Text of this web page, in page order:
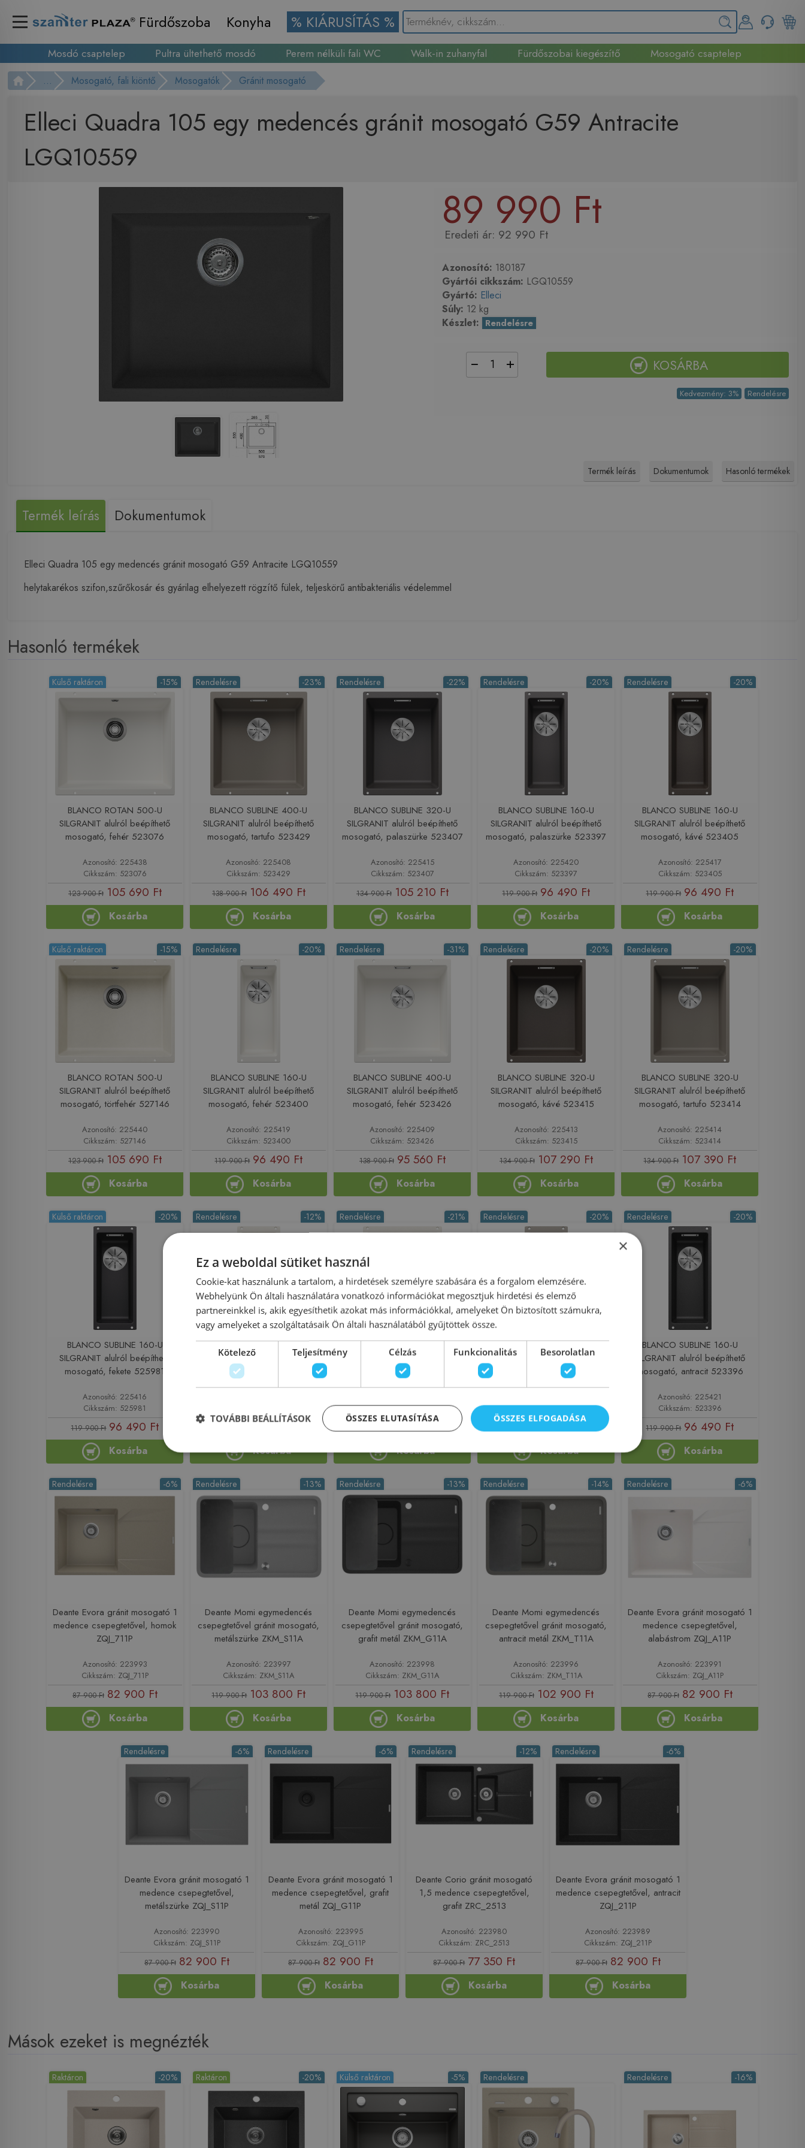
Fürdőszoba Konyha % KIÁRUSÍTÁS %
Mosdó csaptelep Pultra ültethető mosdó Perem nélküli fali WC Walk-in zuhanyfal Fürdőszobai kiegészítő
Mosogató csaptelep
... Mosogató, fali kiöntő Mosogatók Gránit mosogató
Elleci Quadra 105 egy medencés gránit mosogató G59 Antracite
LGQ10559
89 990 Ft
92 990 Ft
Azonosító: 180187
Gyártói cikkszám: LGQ10559
Gyártó: Elleci
Súly: 12 kg
Készlet: Rendelésre
KOSÁRBA
− +
Kedvezmény: 3% Rendelésre
Termék leírás Dokumentumok Hasonló termékek
Termék leírás Dokumentumok
Elleci Quadra 105 egy medencés gránit mosogató G59 Antracite LGQ10559
helytakarékos szifon,szűrőkosár és gyárilag elhelyezett rögzítő fülek, teljeskörű antibakteriális védelemmel
Hasonló termékek
-15%
Külső raktáron
BLANCO ROTAN 500-U
SILGRANIT alulról beépíthető
mosogató, fehér 523076
Azonosító: 225438
Cikkszám: 523076
123 900 Ft 105 690 Ft
Kosárba
-23%
Rendelésre
BLANCO SUBLINE 400-U
SILGRANIT alulról beépíthető
mosogató, tartufo 523429
Azonosító: 225408
Cikkszám: 523429
138 900 Ft 106 490 Ft
Kosárba
-22%
Rendelésre
BLANCO SUBLINE 320-U
SILGRANIT alulról beépíthető
mosogató, palaszürke 523407
Azonosító: 225415
Cikkszám: 523407
134 900 Ft 105 210 Ft
Kosárba
-20%
Rendelésre
BLANCO SUBLINE 160-U
SILGRANIT alulról beépíthető
mosogató, palaszürke 523397
Azonosító: 225420
Cikkszám: 523397
119 900 Ft 96 490 Ft
Kosárba
-20%
Rendelésre
BLANCO SUBLINE 160-U
SILGRANIT alulról beépíthető
mosogató, kávé 523405
Azonosító: 225417
Cikkszám: 523405
119 900 Ft 96 490 Ft
Kosárba
-15%
Külső raktáron
BLANCO ROTAN 500-U
SILGRANIT alulról beépíthető
mosogató, törtfehér 527146
Azonosító: 225440
Cikkszám: 527146
123 900 Ft 105 690 Ft
Kosárba
-20%
Rendelésre
BLANCO SUBLINE 160-U
SILGRANIT alulról beépíthető
mosogató, fehér 523400
Azonosító: 225419
Cikkszám: 523400
119 900 Ft 96 490 Ft
Kosárba
-31%
Rendelésre
BLANCO SUBLINE 400-U
SILGRANIT alulról beépíthető
mosogató, fehér 523426
Azonosító: 225409
Cikkszám: 523426
138 900 Ft 95 560 Ft
Kosárba
-20%
Rendelésre
BLANCO SUBLINE 320-U
SILGRANIT alulról beépíthető
mosogató, kávé 523415
Azonosító: 225413
Cikkszám: 523415
134 900 Ft 107 290 Ft
Kosárba
-20%
Rendelésre
BLANCO SUBLINE 320-U
SILGRANIT alulról beépíthető
mosogató, tartufo 523414
Azonosító: 225414
Cikkszám: 523414
134 900 Ft 107 390 Ft
Kosárba
-20%
Külső raktáron
BLANCO SUBLINE 160-U
SILGRANIT alulról beépíthető
mosogató, fekete 525981
Azonosító: 225416
Cikkszám: 525981
119 900 Ft 96 490 Ft
Kosárba
-12%
Rendelésre
BLANCO SUBLINE 160-U
SILGRANIT alulról beépíthető
mosogató, törtfehér 526802
105 390 Ft
Kosárba
-21%
Rendelésre
BLANCO SUBLINE 320-U
SILGRANIT alulról beépíthető
mosogató, törtfehér 527160
Cikkszám: 527160
134 900 Ft 106 760 Ft
Kosárba
-20%
Rendelésre
BLANCO SUBLINE 160-U
SILGRANIT alulról beépíthető
mosogató, tartufo 523403
Cikkszám: 523403
96 490 Ft
Kosárba
-20%
Rendelésre
BLANCO SUBLINE 160-U
SILGRANIT alulról beépíthető
mosogató, antracit 523396
Azonosító: 225421
Cikkszám: 523396
119 900 Ft 96 490 Ft
Kosárba
-6%
Rendelésre
Deante Evora gránit mosogató 1
medence csepegtetővel, homok
ZQJ_711P
Azonosító: 223993
Cikkszám: ZQJ_711P
87 900 Ft 82 900 Ft
Kosárba
-13%
Rendelésre
Deante Momi egymedencés
csepegtetővel gránit mosogató,
metálszürke ZKM_S11A
Azonosító: 223997
Cikkszám: ZKM_S11A
119 900 Ft 103 800 Ft
Kosárba
-13%
Rendelésre
Deante Momi egymedencés
csepegtetővel gránit mosogató,
grafit metál ZKM_G11A
Azonosító: 223998
Cikkszám: ZKM_G11A
119 900 Ft 103 800 Ft
Kosárba
-14%
Rendelésre
Deante Momi egymedencés
csepegtetővel gránit mosogató,
antracit metál ZKM_T11A
Azonosító: 223996
Cikkszám: ZKM_T11A
119 900 Ft 102 900 Ft
Kosárba
-6%
Rendelésre
Deante Evora gránit mosogató 1
medence csepegtetővel,
alabástrom ZQJ_A11P
Azonosító: 223991
Cikkszám: ZQJ_A11P
87 900 Ft 82 900 Ft
Kosárba
-6%
Rendelésre
Deante Evora gránit mosogató 1
medence csepegtetővel,
metálszürke ZQJ_S11P
Azonosító: 223990
Cikkszám: ZQJ_S11P
87 900 Ft 82 900 Ft
Kosárba
-6%
Rendelésre
Deante Evora gránit mosogató 1
medence csepegtetővel, grafit
metál ZQJ_G11P
Azonosító: 223995
Cikkszám: ZQJ_G11P
87 900 Ft 82 900 Ft
Kosárba
-12%
Rendelésre
Deante Corio gránit mosogató
1,5 medence csepegtetővel,
grafit ZRC_2513
Azonosító: 223980
Cikkszám: ZRC_2513
87 900 Ft 77 350 Ft
Kosárba
-6%
Rendelésre
Deante Evora gránit mosogató 1
medence csepegtetővel, antracit
ZQJ_211P
Azonosító: 223989
Cikkszám: ZQJ_211P
87 900 Ft 82 900 Ft
Kosárba
Mások ezeket is megnézték
-20%
Raktáron -20%
Raktáron -5%
Külső raktáron Rendelésre -16%
Rendelésre
×
Ez a weboldal sütiket használ
Cookie-kat használunk a tartalom, a hirdetések személyre szabására és a forgalom elemzésére.
Webhelyünk Ön általi használatára vonatkozó információkat megosztjuk hirdetési és elemző
partnereinkkel is, akik egyesíthetik azokat más információkkal, amelyeket Ön biztosított számukra,
vagy amelyeket a szolgáltatásaik Ön általi használatából gyűjtöttek össze.
Kötelező Teljesítmény Célzás Funkcionalitás Besorolatlan
ÖSSZES ELFOGADÁSA
ÖSSZES ELUTASÍTÁSA
TOVÁBBI BEÁLLÍTÁSOK